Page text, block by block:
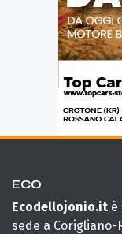
ECO
Ecodellojonio.it è
sede a